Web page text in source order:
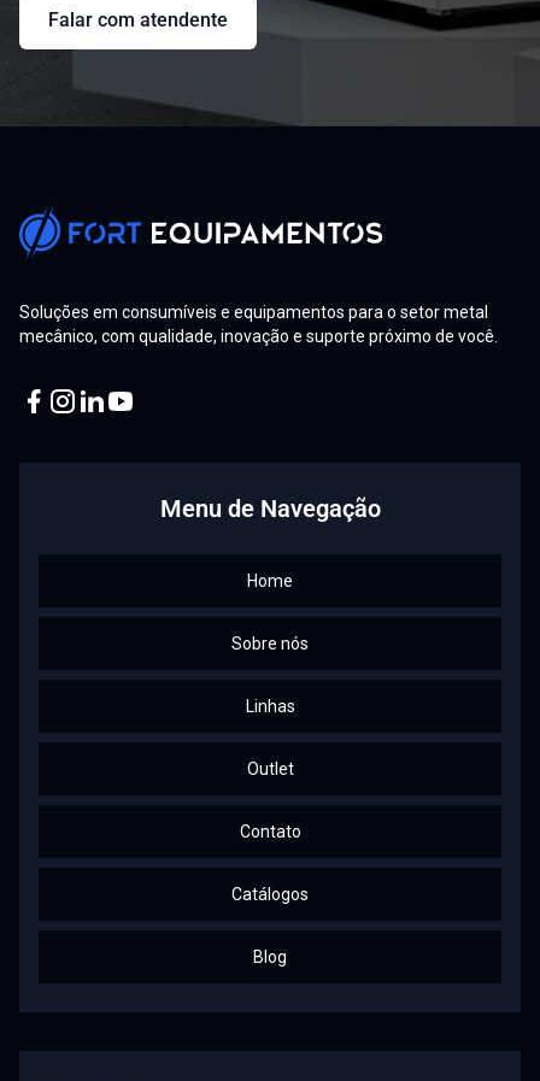
Falar com atendente
Soluções em consumíveis e equipamentos para o setor metal
mecânico, com qualidade, inovação e suporte próximo de você.
Menu de Navegação
Home
Sobre nós
Linhas
Outlet
Contato
Catálogos
Blog